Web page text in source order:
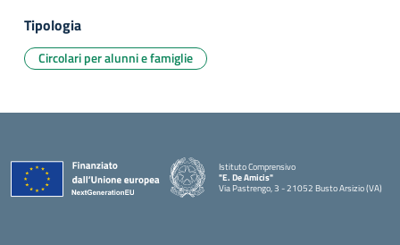
Tipologia
Circolari per alunni e famiglie
Istituto Comprensivo
"E. De Amicis"
Via Pastrengo, 3 - 21052 Busto Arsizio (VA)